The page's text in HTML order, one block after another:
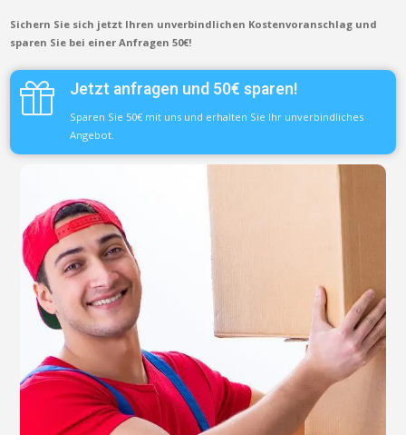
Sichern Sie sich jetzt Ihren unverbindlichen Kostenvoranschlag und
sparen Sie bei einer Anfragen 50€!
Jetzt anfragen und 50€ sparen!
Sparen Sie 50€ mit uns und erhalten Sie Ihr unverbindliches
Angebot.